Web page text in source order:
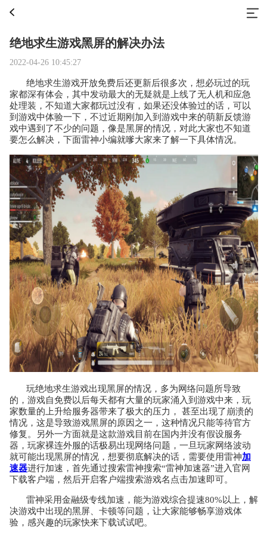
绝地求生游戏黑屏的解决办法
2022-04-26 10:45:27
绝地求生游戏开放免费后还更新后很多次，想必玩过的玩
家都深有体会，其中发动最大的无疑就是上线了无人机和应急
处理装，不知道大家都玩过没有，如果还没体验过的话，可以
到游戏中体验一下，不过近期刚加入到游戏中来的萌新反馈游
戏中遇到了不少的问题，像是黑屏的情况，对此大家也不知道
要怎么解决，下面雷神小编就嗲大家来了解一下具体情况。
玩绝地求生游戏出现黑屏的情况，多为网络问题所导致
的，游戏自免费以后每天都有大量的玩家涌入到游戏中来，玩
家数量的上升给服务器带来了极大的压力， 甚至出现了崩溃的
情况，这是导致游戏黑屏的原因之一，这种情况只能等待官方
修复。另外一方面就是这款游戏目前在国内并没有假设服务
器，玩家裸连外服的话极易出现网络问题，一旦玩家网络波动
就可能出现黑屏的情况，想要彻底解决的话，需要使用雷神加
速器进行加速，首先通过搜索雷神搜索“雷神加速器”进入官网
下载客户端，然后开启客户端搜索游戏名点击加速即可。
雷神采用金融级专线加速，能为游戏综合提速80%以上，解
决游戏中出现的黑屏、卡顿等问题，让大家能够畅享游戏体
验，感兴趣的玩家快来下载试试吧。